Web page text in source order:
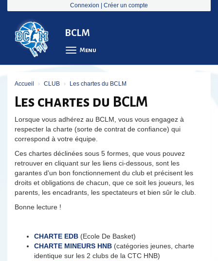
Connexion Créer un compte
BCLM
Menu
Accueil CLUB Les chartes du BCLM
Les chartes du BCLM
Lorsque vous adhérez au BCLM, vous vous engagez à
respecter la charte (sorte de contrat de confiance) qui
correspond à votre équipe.
Ces chartes déclinées sous 5 formes, que vous pouvez
retrouver en cliquant sur les liens ci-dessous, sont les
garantes d'un bon fonctionnement du club et précisent les
droits et obligations de chacun, que ce soit les joueurs, les
parents, les encadrants, les spectateurs et bien sûr le club.
Bonne lecture !
CHARTE EDB (Ecole De Basket)
CHARTE MINEURS HNB (catégories jeunes, charte
identique sur les 2 clubs de la CTC HNB)
Panneau de gestion des cookies